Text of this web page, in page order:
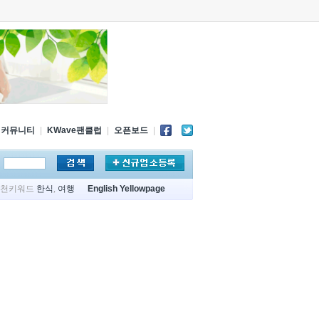
커뮤니티 KWave팬클럽 오픈보드
키워드 한식 , 여행 English Yellowpage